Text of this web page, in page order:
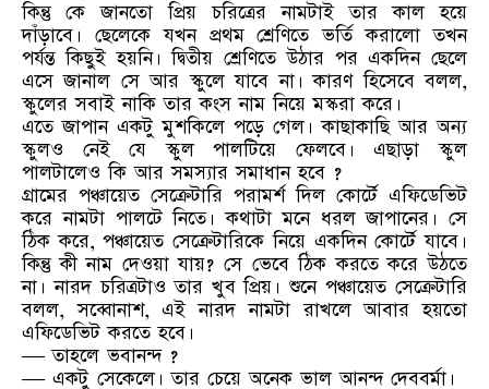
কিন্তু কে জানতো প্রিয় চরিত্রের নামটাই তার কাল হয়ে
দাঁড়াবে। ছেলেকে যখন প্রথম শ্রেণিতে ভর্তি করালো তখন
পর্যন্ত কিছুই হয়নি। দ্বিতীয় শ্রেণিতে উঠার পর একদিন ছেলে
এসে জানাল সে আর স্কুলে যাবে না। কারণ হিসেবে বলল,
স্কুলের সবাই নাকি তার কংস নাম নিয়ে মস্করা করে।
এতে জাপান একটু মুশকিলে পড়ে গেল। কাছাকাছি আর অন্য
স্কুলও নেই যে স্কুল পালটিয়ে ফেলবে। এছাড়া স্কুল
পালটালেও কি আর সমস্যার সমাধান হবে ?
গ্রামের পঞ্চায়েত সেক্রেটারি পরামর্শ দিল কোর্টে এফিডেভিট
করে নামটা পালটে নিতে। কথাটা মনে ধরল জাপানের। সে
ঠিক করে, পঞ্চায়েত সেক্রেটারিকে নিয়ে একদিন কোর্টে যাবে।
কিন্তু কী নাম দেওয়া যায়? সে ভেবে ঠিক করতে করে উঠতে
না। নারদ চরিত্রটাও তার খুব প্রিয়। শুনে পঞ্চায়েত সেক্রেটারি
বলল, সব্বোনাশ, এই নারদ নামটা রাখলে আবার হয়তো
এফিডেভিট করতে হবে।
— তাহলে ভবানন্দ ?
— একটু সেকেলে। তার চেয়ে অনেক ভাল আনন্দ দেববর্মা।